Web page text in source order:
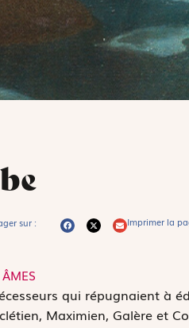
sur : Imprimer la
qui répugnaient à
Maximien, Galère et